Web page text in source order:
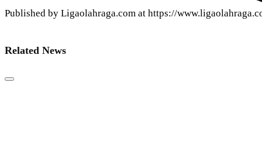
Published by Ligaolahraga.com at https://
Related News